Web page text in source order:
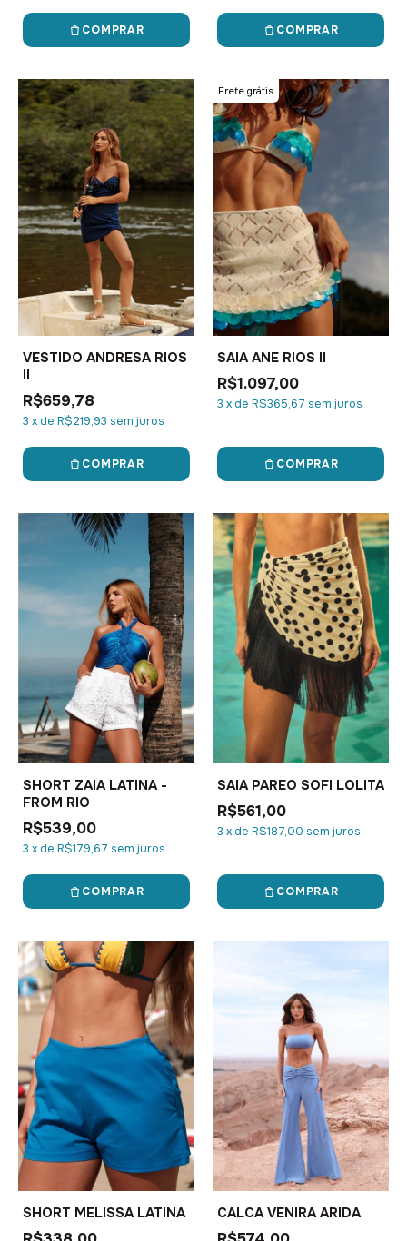
COMPRAR COMPRAR
VESTIDO ANDRESA RIOS
II
R$659,78
3 xde R$219,93 sem juros
COMPRAR
Frete grátis
SAIA ANE RIOS II
R$1.097,00
3 xde R$365,67 sem juros
COMPRAR
SHORT ZAIA LATINA -
FROM RIO
R$539,00
3 xde R$179,67 sem juros
COMPRAR
SAIA PAREO SOFI LOLITA
R$561,00
3 xde R$187,00 sem juros
COMPRAR
SHORT MELISSA LATINA CALCA VENIRA ARIDA